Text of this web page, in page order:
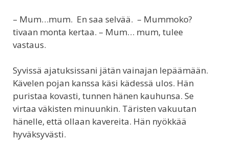
– Mum…mum. En saa selvää. – Mummoko?
tivaan monta kertaa. – Mum… mum, tulee
vastaus.
Syvissä ajatuksissani jätän vainajan lepäämään.
Kävelen pojan kanssa käsi kädessä ulos. Hän
puristaa kovasti, tunnen hänen kauhunsa. Se
virtaa väkisten minuunkin. Täristen vakuutan
hänelle, että ollaan kavereita. Hän nyökkää
hyväksyvästi.